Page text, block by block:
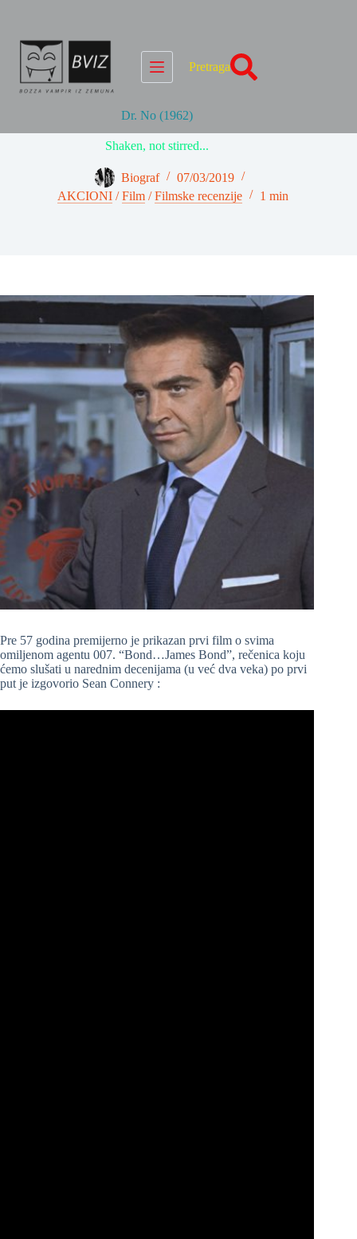
Pretraga
Dr. No (1962)
Shaken, not stirred...
Biograf
07/03/2019
AKCIONI /Film /Filmske recenzije 1 min
Pre 57 godina premijerno je prikazan prvi film o svima
omiljenom agentu 007. “Bond…James Bond”, rečenica koju
ćemo slušati u narednim decenijama (u već dva veka) po prvi
put je izgovorio Sean Connery :